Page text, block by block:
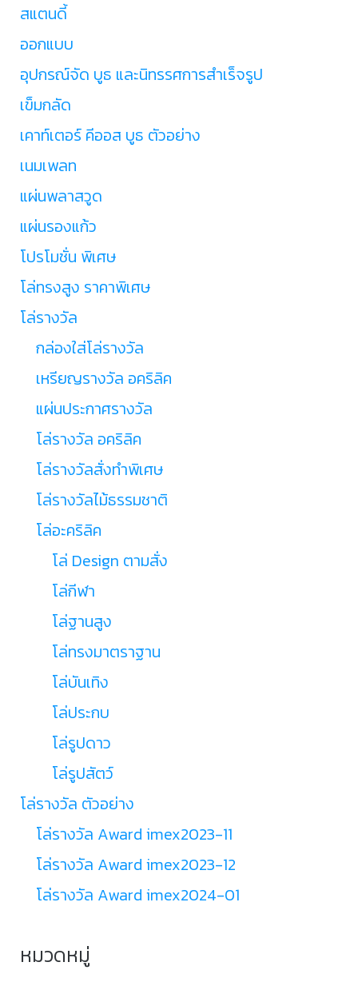
สแตนดี้
ออกแบบ
อุปกรณ์จัด บูธ และนิทรรศการสำเร็จรูป
เข็มกลัด
เคาท์เตอร์ คีออส บูธ ตัวอย่าง
เนมเพลท
แผ่นพลาสวูด
แผ่นรองแก้ว
โปรโมชั่น พิเศษ
โล่ทรงสูง ราคาพิเศษ
โล่รางวัล
กล่องใส่โล่รางวัล
เหรียญรางวัล อคริลิค
แผ่นประกาศรางวัล
โล่รางวัล อคริลิค
โล่รางวัลสั่งทำพิเศษ
โล่รางวัลไม้ธรรมชาติ
โล่อะคริลิค
โล่ Design ตามสั่ง
โล่กีฬา
โล่ฐานสูง
โล่ทรงมาตราฐาน
โล่บันเทิง
โล่ประกบ
โล่รูปดาว
โล่รูปสัตว์
โล่รางวัล ตัวอย่าง
โล่รางวัล Award imex2023-11
โล่รางวัล Award imex2023-12
โล่รางวัล Award imex2024-01
หมวดหมู่